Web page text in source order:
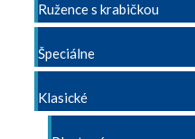
Ružence s krabičkou
Špeciálne
Klasické